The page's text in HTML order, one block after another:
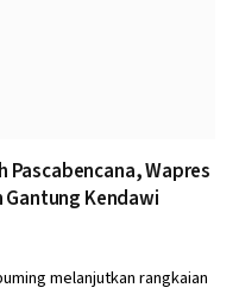
Pascabencana, Wapres
Kendawi
melanjutkan rangkaian